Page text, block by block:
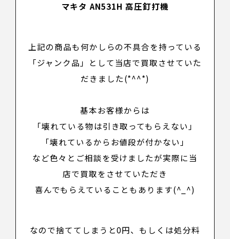
マキタ AN531H 高圧釘打機
上記の商品も何かしらの不具合を持っている
「ジャンク品 」として当店で買取させていた
だきました(*^^*)
基本お客様からは
「壊れている物は引き取ってもらえない」
「壊れているからお値段が付かない」
など色々とご相談を受けましたが実際に当
店で買取をさせていただき
喜んでもらえていることもあります(^_^)
なので捨ててしまうと0円、もしくは処分料